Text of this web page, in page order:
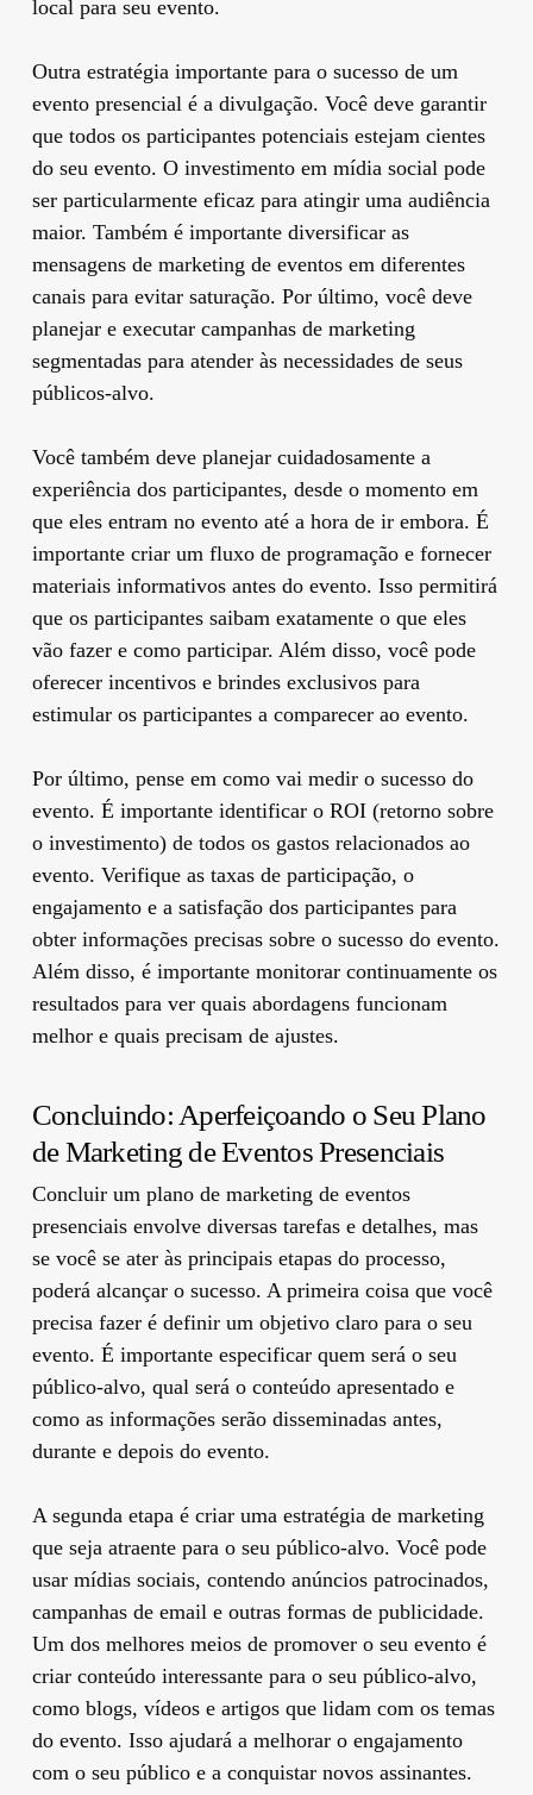
local para seu evento.
Outra estratégia importante para o sucesso de um
evento presencial é a divulgação. Você deve garantir
que todos os participantes potenciais estejam cientes
do seu evento. O investimento em mídia social pode
ser particularmente eficaz para atingir uma audiência
maior. Também é importante diversificar as
mensagens de marketing de eventos em diferentes
canais para evitar saturação. Por último, você deve
planejar e executar campanhas de marketing
segmentadas para atender às necessidades de seus
públicos-alvo.
Você também deve planejar cuidadosamente a
experiência dos participantes, desde o momento em
que eles entram no evento até a hora de ir embora. É
importante criar um fluxo de programação e fornecer
materiais informativos antes do evento. Isso permitirá
que os participantes saibam exatamente o que eles
vão fazer e como participar. Além disso, você pode
oferecer incentivos e brindes exclusivos para
estimular os participantes a comparecer ao evento.
Por último, pense em como vai medir o sucesso do
evento. É importante identificar o ROI (retorno sobre
o investimento) de todos os gastos relacionados ao
evento. Verifique as taxas de participação, o
engajamento e a satisfação dos participantes para
obter informações precisas sobre o sucesso do evento.
Além disso, é importante monitorar continuamente os
resultados para ver quais abordagens funcionam
melhor e quais precisam de ajustes.
Concluindo: Aperfeiçoando o Seu Plano
de Marketing de Eventos Presenciais
Concluir um plano de marketing de eventos
presenciais envolve diversas tarefas e detalhes, mas
se você se ater às principais etapas do processo,
poderá alcançar o sucesso. A primeira coisa que você
precisa fazer é definir um objetivo claro para o seu
evento. É importante especificar quem será o seu
público-alvo, qual será o conteúdo apresentado e
como as informações serão disseminadas antes,
durante e depois do evento.
A segunda etapa é criar uma estratégia de marketing
que seja atraente para o seu público-alvo. Você pode
usar mídias sociais, contendo anúncios patrocinados,
campanhas de email e outras formas de publicidade.
Um dos melhores meios de promover o seu evento é
criar conteúdo interessante para o seu público-alvo,
como blogs, vídeos e artigos que lidam com os temas
do evento. Isso ajudará a melhorar o engajamento
com o seu público e a conquistar novos assinantes.